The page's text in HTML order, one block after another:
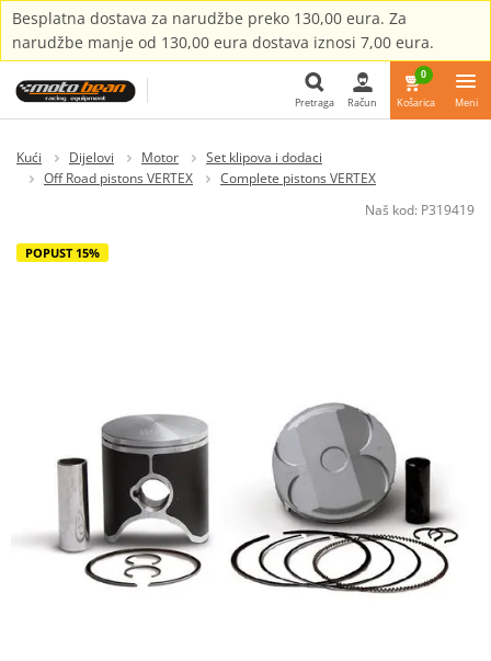
Besplatna dostava za narudžbe preko 130,00 eura. Za
narudžbe manje od 130,00 eura dostava iznosi 7,00 eura.
Pretraga Račun
0
Košarica Meni
Kući Dijelovi Motor
Set klipova i dodaci
Off Road pistons VERTEX
Complete pistons VERTEX
Naš kod: P319419
POPUST 15%